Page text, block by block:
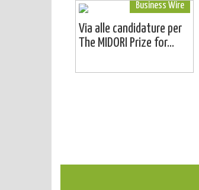
Business Wire
Via alle candidature per
The MIDORI Prize for...